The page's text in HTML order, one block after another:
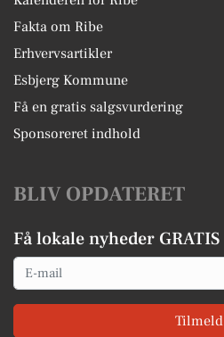
Fakta om Ribe
Erhvervsartikler
Esbjerg Kommune
Få en gratis salgsvurdering
Sponsoreret indhold
BLIV OPDATERET
Få lokale nyheder GRATIS
Email
Tilmeld